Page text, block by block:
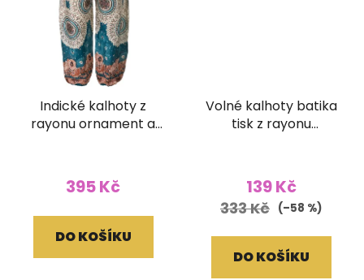
Indické kalhoty z
rayonu ornament a
395 Kč
DO KOŠÍKU
Volné kalhoty batika
tisk z rayonu
139 Kč
333 Kč (–58 %)
DO KOŠÍKU